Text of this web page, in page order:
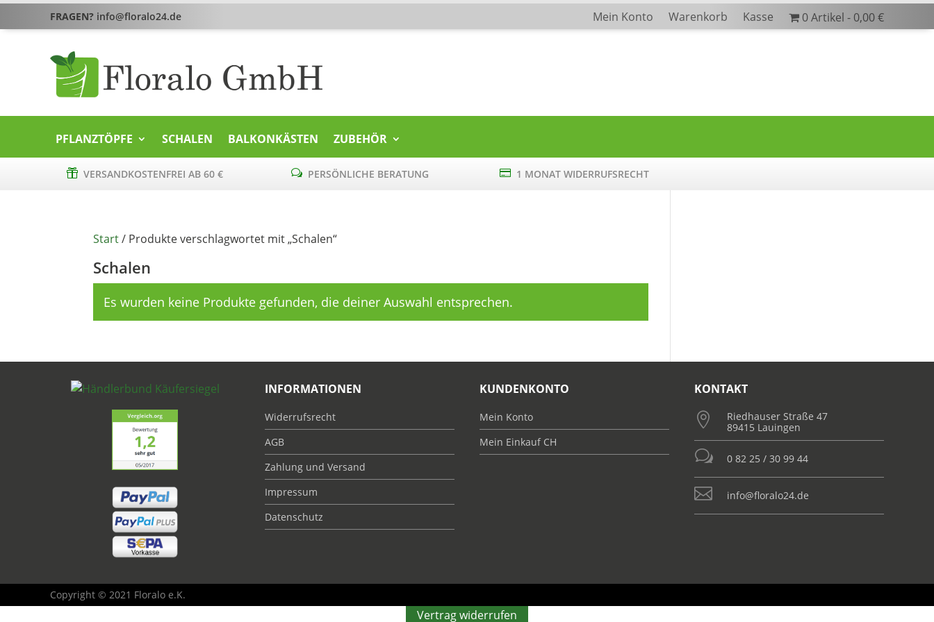
FRAGEN? info@floralo24.de Mein Konto Warenkorb Kasse 0 Artikel 0,00 €
PFLANZTÖPFE SCHALEN BALKONKÄSTEN ZUBEHÖR
 VERSANDKOSTENFREI AB 60 € w PERSÖNLICHE BERATUNG  1 MONAT WIDERRUFSRECHT
Start/ Produkte verschlagwortet mit „Schalen“
Schalen
Es wurden keine Produkte gefunden, die deiner Auswahl entsprechen.
INFORMATIONEN
Widerrufsrecht
AGB
Zahlung und Versand
Impressum
Datenschutz
KUNDENKONTO
Mein Konto
Mein Einkauf CH
KONTAKT

Riedhauser Straße 47
89415 Lauingen
w 0 82 25 / 30 99 44
 info@floralo24.de
Copyright © 2021 Floralo e.K.
Vertrag widerrufen